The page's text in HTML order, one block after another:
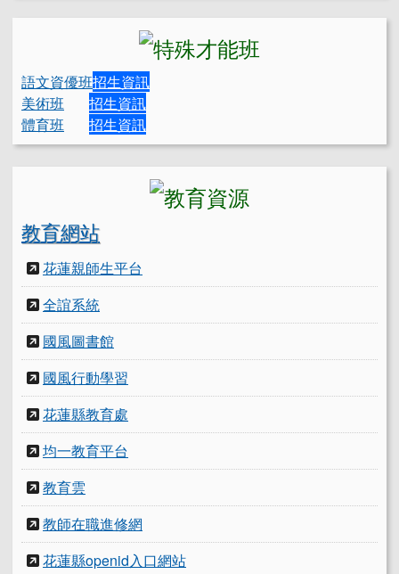
語文資優班招生資訊
美術班
招生資訊
體育班
招生資訊
教育網站
花蓮親師生平台
全誼系統
國風圖書館
國風行動學習
花蓮縣教育處
均一教育平台
教育雲
教師在職進修網
花蓮縣openid入口網站